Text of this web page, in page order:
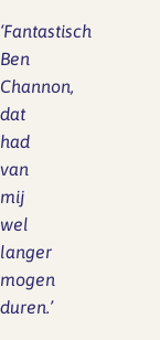
‘Fantastisch
Ben
Channon,
dat
had
van
mij
wel
langer
mogen
duren.’